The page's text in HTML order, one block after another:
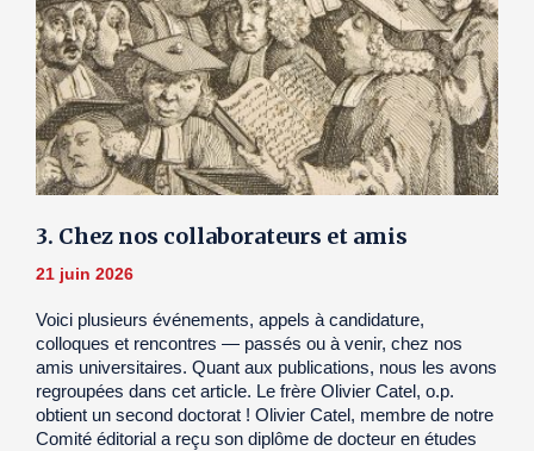
3. Chez nos collaborateurs et amis
21 juin 2026
Voici plusieurs événements, appels à candidature,
colloques et rencontres — passés ou à venir, chez nos
amis universitaires. Quant aux publications, nous les avons
regroupées dans cet article. Le frère Olivier Catel, o.p.
obtient un second doctorat ! Olivier Catel, membre de notre
Comité éditorial a reçu son diplôme de docteur en études